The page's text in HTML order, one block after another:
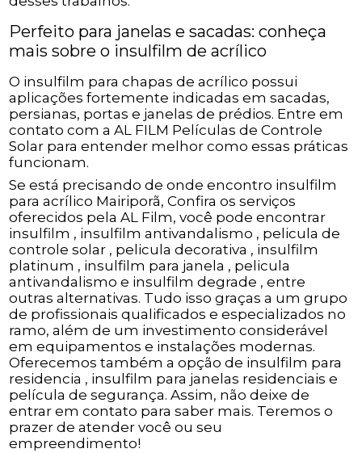
Perfeito para janelas e sacadas: conheça
mais sobre o insulfilm de acrílico
O insulfilm para chapas de acrílico possui
aplicações fortemente indicadas em sacadas,
persianas, portas e janelas de prédios. Entre em
contato com a AL FILM Películas de Controle
Solar para entender melhor como essas práticas
funcionam.
Se está precisando de onde encontro insulfilm
para acrílico Mairiporã, Confira os serviços
oferecidos pela AL Film, você pode encontrar
insulfilm , insulfilm antivandalismo , pelicula de
controle solar , pelicula decorativa , insulfilm
platinum , insulfilm para janela , pelicula
antivandalismo e insulfilm degrade , entre
outras alternativas. Tudo isso graças a um grupo
de profissionais qualificados e especializados no
ramo, além de um investimento considerável
em equipamentos e instalações modernas.
Oferecemos também a opção de insulfilm para
residencia , insulfilm para janelas residenciais e
película de segurança. Assim, não deixe de
entrar em contato para saber mais. Teremos o
prazer de atender você ou seu
empreendimento!